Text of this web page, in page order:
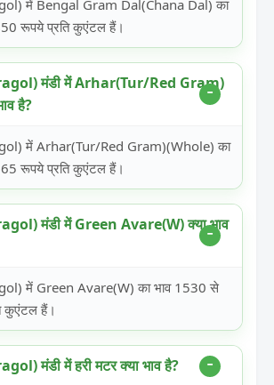
में Bengal Gram Dal(Chana Dal) का
रूपये प्रति कुएंटल हैं।
मंडी में Arhar(Tur/Red Gram)
है?
में Arhar(Tur/Red Gram)(Whole) का
रूपये प्रति कुएंटल हैं।
मंडी में Green Avare(W) क्या भाव
में Green Avare(W) का भाव 1530 से
कुएंटल हैं।
मंडी में हरी मटर क्या भाव है?